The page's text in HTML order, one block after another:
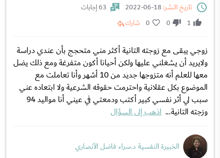
تاريخ النشر:
63 إجابات
1
0
0 شارك
زوجي يبقى مع زوجته التانية أكثر مني متحجج بأن عندي دراسة
ولايريد أن يشغلني عليها ولكن أحيانا أكون متفرغة ومع ذلك يضل
معها للعلم أنه متزوجها جديد من 10 أشهر وأنا تعاملت مع
الموضوع بكل عقلانية واحترمت حقوقه الشرعية ولا ابتعاده عني
سبب لي أثر نفسي كبير أكتب ودمعتي في عيني أنا مواليد 94
وزجته التانية... اذهب إلى السؤال
الخبيرة النفسية د.سراء فاضل الأنصاري